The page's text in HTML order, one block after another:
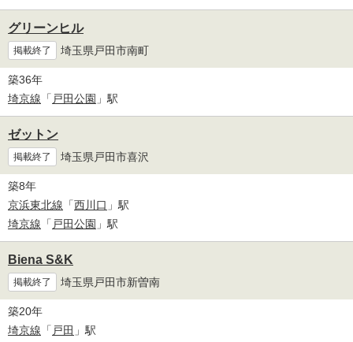
グリーンヒル
掲載終了 埼玉県戸田市南町
築36年
埼京線 「 戸田公園 」駅
ゼットン
掲載終了 埼玉県戸田市喜沢
築8年
京浜東北線 「西川口 」駅
埼京線 「 戸田公園 」駅
Biena S&K
掲載終了 埼玉県戸田市新曽南
築20年
埼京線 「 戸田 」駅